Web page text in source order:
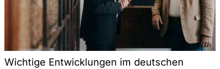
Wichtige Entwicklungen im deutschen